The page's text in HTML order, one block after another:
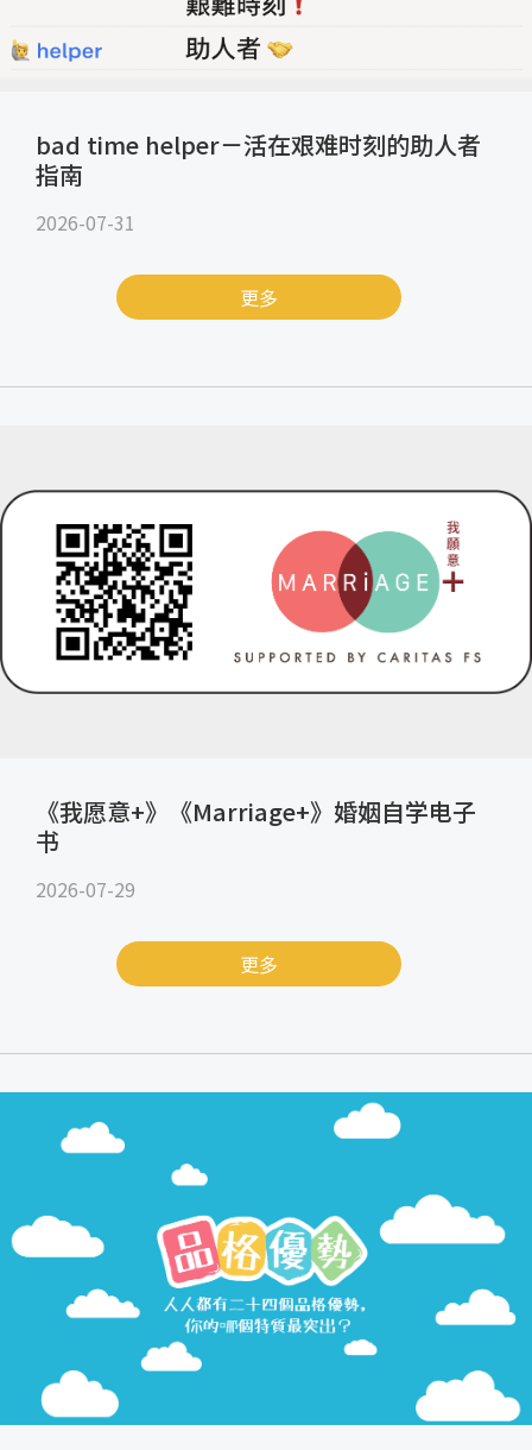
bad time helper－活在艰难时刻的助人者
指南
2026-07-31
更多
《我愿意+》《Marriage+》婚姻自学电子
书
2026-07-29
更多